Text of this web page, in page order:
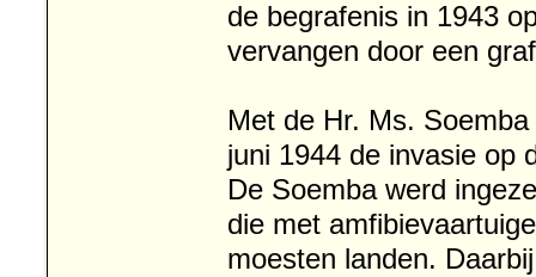
de begrafenis in 1943
vervangen door een
Met de Hr. Ms.
juni 1944 de invasie op
De Soemba werd
die met
moesten landen.